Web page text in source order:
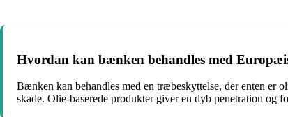
Hvordan kan bænken behandles med
Bænken kan behandles med en træbeskyttelse, der enten er
skade. Olie-baserede produkter giver en dyb penetration og